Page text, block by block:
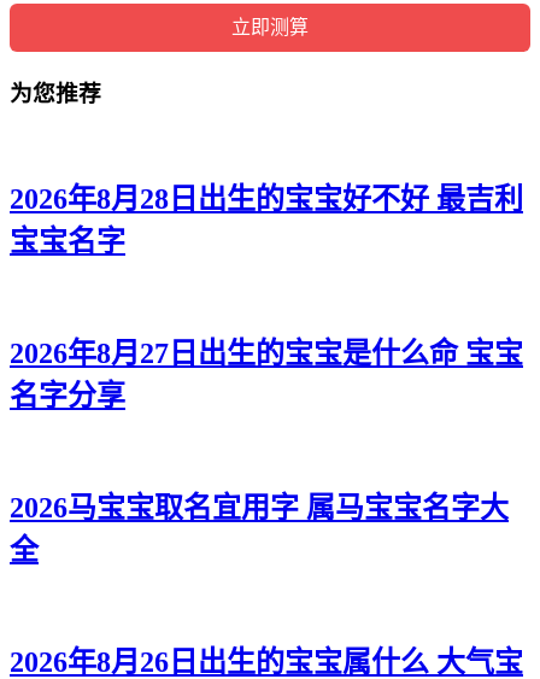
为您推荐
2026年8月28日出生的宝宝好不好 最吉利
宝宝名字
2026年8月27日出生的宝宝是什么命 宝宝
名字分享
2026马宝宝取名宜用字 属马宝宝名字大
全
2026年8月26日出生的宝宝属什么 大气宝